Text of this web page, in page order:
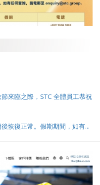
來臨之際，STC 全體員工恭祝
恢復正常。假期期間，如有...